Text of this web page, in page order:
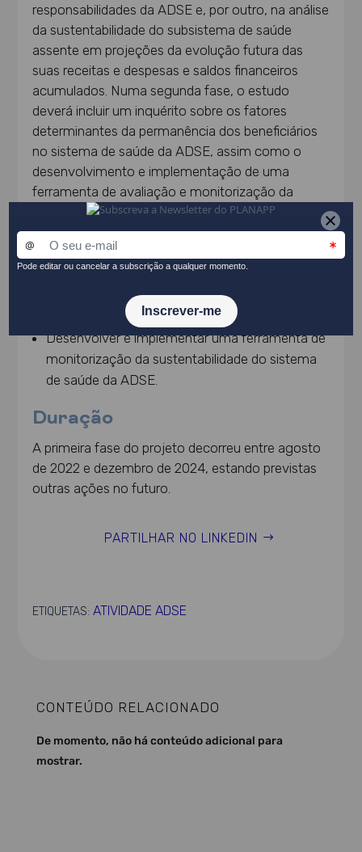
responsabilidades da ADSE e, por outro, na análise
da sustentabilidade do subsistema de saúde
assente em projeções da evolução futura das
suas receitas e despesas e saldos financeiros
acumulados. Numa segunda fase, o estudo
deverá incluir um inquérito sobre os fatores
determinantes da permanência dos beneficiários
no sistema de saúde da ADSE, assim como o
desenvolvimento e implementação de uma
ferramenta de avaliação e monitorização da
sustentabilidade financeira daquele sistema de
saúde.
Objetivos
Disponibilizar informação de suporte à definição
do modelo de
corporate governance
Desenvolver e implementar uma ferramenta de
monitorização da sustentabilidade do sistema
de saúde da ADSE.
Duração
A primeira fase do projeto decorreu entre agosto
de 2022 e dezembro de 2024, estando previstas
outras ações no futuro.
PARTILHAR NO LINKEDIN
ETIQUETAS:ATIVIDADE ADSE
CONTEÚDO RELACIONADO
De momento, não há conteúdo adicional para
mostrar.